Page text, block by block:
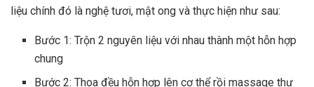
liệu chính đó là nghệ tươi, mật ong và thực hiện như sau:
Bước 1: Trộn 2 nguyên liệu với nhau thành một hỗn hợp
chung
Bước 2: Thoa đều hỗn hợp lên cơ thể rồi massage thư